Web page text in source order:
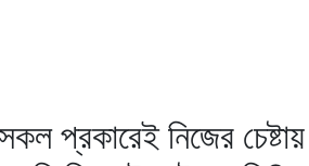
প্রকারেই নিজের